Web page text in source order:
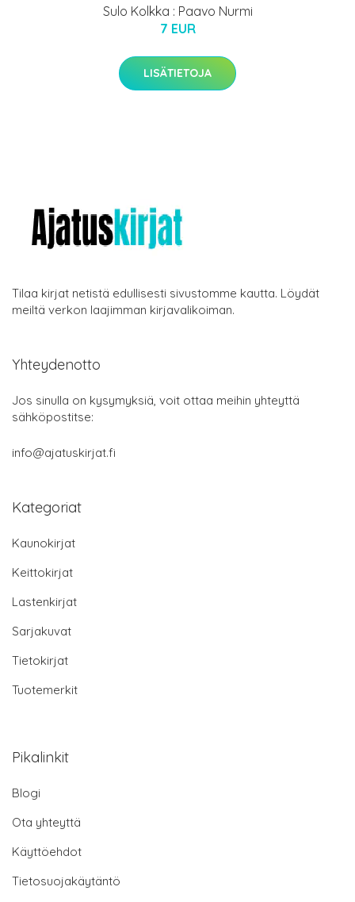
Sulo Kolkka : Paavo Nurmi
7 EUR
LISÄTIETOJA
Tilaa kirjat netistä edullisesti sivustomme kautta. Löydät
meiltä verkon laajimman kirjavalikoiman.
Yhteydenotto
Jos sinulla on kysymyksiä, voit ottaa meihin yhteyttä
sähköpostitse:
info@ajatuskirjat.fi
Kategoriat
Kaunokirjat
Keittokirjat
Lastenkirjat
Sarjakuvat
Tietokirjat
Tuotemerkit
Pikalinkit
Blogi
Ota yhteyttä
Käyttöehdot
Tietosuojakäytäntö